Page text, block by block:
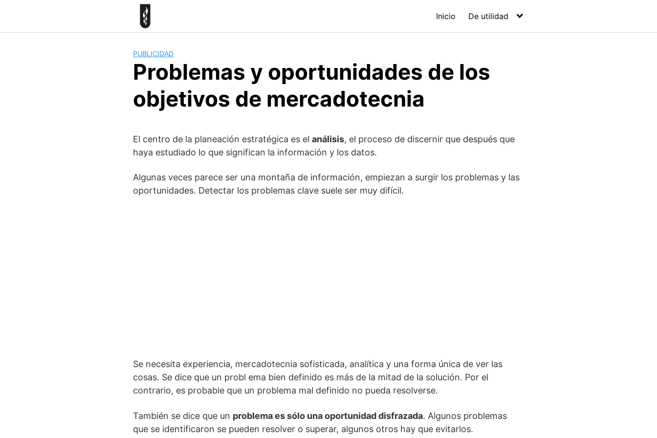
Inicio De utilidad
PUBLICIDAD
Problemas y oportunidades de los
objetivos de mercadotecnia
El centro de la planeación estratégica es el análisis, el proceso de discernir que después que
haya estudiado lo que significan la información y los datos.
Algunas veces parece ser una montaña de información, empiezan a surgir los problemas y las
oportunidades. Detectar los problemas clave suele ser muy difícil.
Se necesita experiencia, mercadotecnia sofisticada, analítica y una forma única de ver las
cosas. Se dice que un probl ema bien definido es más de la mitad de la solución. Por el
contrario, es probable que un problema mal definido no pueda resolverse.
También se dice que un problema es sólo una oportunidad disfrazada. Algunos problemas
que se identificaron se pueden resolver o superar, algunos otros hay que evitarlos.